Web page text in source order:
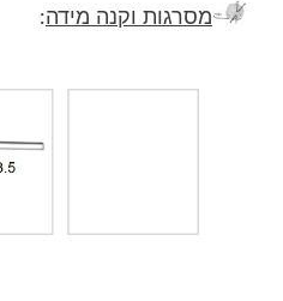
מסרגות וקנה מידה: